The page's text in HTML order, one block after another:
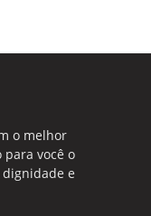
o melhor
para você o
e